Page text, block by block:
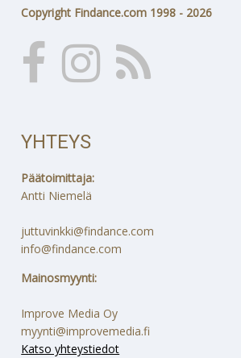
Copyright Findance.com 1998 - 2026
YHTEYS
Päätoimittaja:
Antti Niemelä
juttuvinkki@findance.com
info@findance.com
Mainosmyynti:
Improve Media Oy
myynti@improvemedia.fi
Katso yhteystiedot